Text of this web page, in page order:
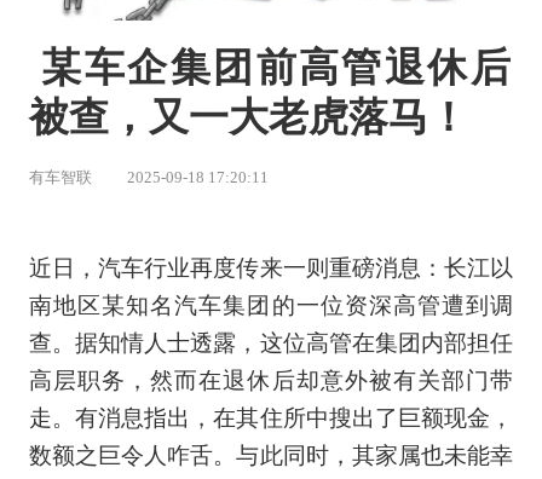
被查，又一大老虎落马！
有车智联 2025-09-18 17:20:11
近日，汽车行业再度传来一则重磅消息：长江以
南地区某知名汽车集团的一位资深高管遭到调
查。据知情人士透露，这位高管在集团内部担任
高层职务，然而在退休后却意外被有关部门带
走。有消息指出，在其住所中搜出了巨额现金，
数额之巨令人咋舌。与此同时，其家属也未能幸